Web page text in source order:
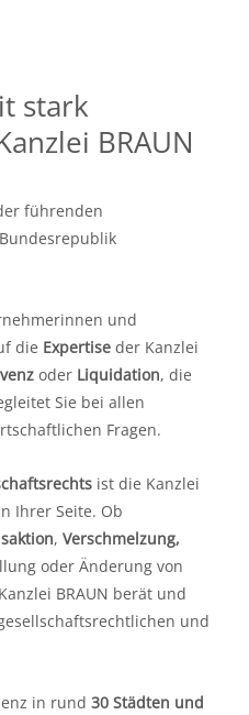
stark
BRAUN
führenden
und
die Expertise der Kanzlei
oder Liquidation, die
Sie bei allen
Fragen.
ist die Kanzlei
Ihrer Seite. Ob
, Verschmelzung,
oder Änderung von
BRAUN berät und
und
in rund 30 Städten und